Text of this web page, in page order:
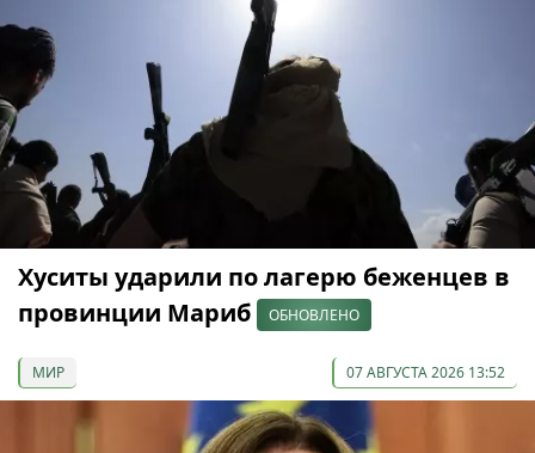
Хуситы ударили по лагерю беженцев в
провинции Мариб
ОБНОВЛЕНО
МИР 07 АВГУСТА 2026 13:52